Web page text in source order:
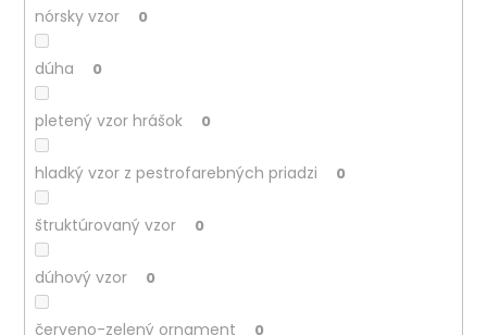
nórsky vzor 0
dúha 0
pletený vzor hrášok 0
hladký vzor z pestrofarebných priadzi 0
štruktúrovaný vzor 0
dúhový vzor 0
červeno-zelený ornament 0